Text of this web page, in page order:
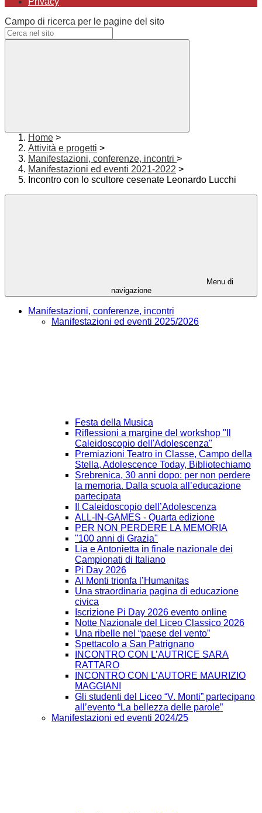
Campo di ricerca per le pagine del sito
Home >
Attività e progetti >
Manifestazioni, conferenze, incontri >
Manifestazioni ed eventi 2021-2022 >
Incontro con lo scultore cesenate Leonardo Lucchi
Menu di
navigazione
Manifestazioni, conferenze, incontri
Manifestazioni ed eventi 2025/2026
Festa della Musica
Riflessioni a margine del workshop "Il
Caleidoscopio dell'Adolescenza"
Premiazioni Teatro in Classe, Campo della
Stella, Adolescence Today, Bibliotechiamo
Srebrenica, 30 anni dopo: per non perdere
la memoria. Dalla scuola all’educazione
partecipata
Il Caleidoscopio dell’Adolescenza
ALL-IN-GAMES - Quarta edizione
PER NON PERDERE LA MEMORIA
"100 anni di Grazia"
Lia e Antonietta in finale nazionale dei
Campionati di Italiano
Pi Day 2026
Al Monti trionfa l’Humanitas
Una straordinaria pagina di educazione
civica
Iscrizione Pi Day 2026 evento online
Notte Nazionale del Liceo Classico 2026
Una ribelle nel “paese del vento”
Spettacolo a San Patrignano
INCONTRO CON L’AUTRICE SARA
RATTARO
INCONTRO CON L’AUTORE MAURIZIO
MAGGIANI
Gli studenti del Liceo “V. Monti” partecipano
all’evento “La bellezza delle parole”
Manifestazioni ed eventi 2024/25